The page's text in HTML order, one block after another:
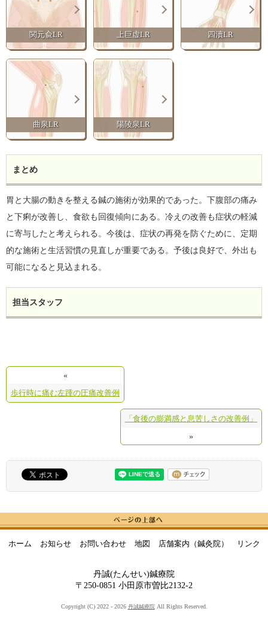
関元兪LR 上巨虚LR 四瀆LR
曲泉LR 陽陵泉LR
まとめ
胃と大腸の動きを整える鍼の施術が効果的であった。下腹部の痛み
と下痢が改善し、食欲も回復傾向にある。冷えの改善も症状の軽減
に寄与したと考えられる。今後は、症状の再発を防ぐために、定期
的な施術と生活習慣の見直しが重要である。予後は良好で、外出も
可能になると見込まれる。
担当スタッフ
«
歩行時に痛む左踵の圧痛改善例
「食後の膨満感と息苦しさの改善例」
»
ホーム お知らせ お問い合わせ 地図 店舗案内（鍼灸院） リンク
丹誠(たんせい)鍼療院
〒250-0851 小田原市曽比2132-2
Copyright (C) 2022 - 2026 丹誠鍼療院All Rights Reserved.